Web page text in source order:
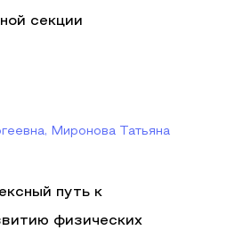
секции
Миронова Татьяна
путь к
физических